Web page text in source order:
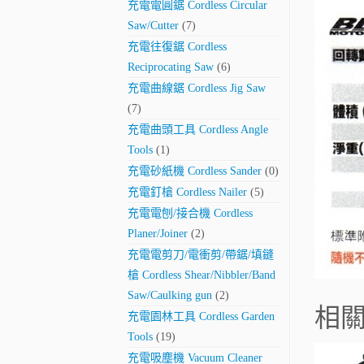
充電電圓鋸 Cordless Circular
Saw/Cutter (7)
充電往復鋸 Cordless
Reciprocating Saw (6)
充電曲線鋸 Cordless Jig Saw
(7)
充電曲頭工具 Cordless Angle
Tools (1)
充電砂紙機 Cordless Sander (0)
充電釘槍 Cordless Nailer (5)
充電電刨/接合機 Cordless
Planer/Joiner (2)
充電電剪刀/電衝剪/帶鋸/填鏠
槍 Cordless Shear/Nibbler/Band
Saw/Caulking gun (2)
充電園林工具 Cordless Garden
Tools (19)
充電吸塵機 Vacuum Cleaner
相